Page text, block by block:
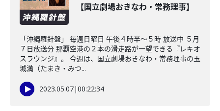
【国立劇場おきなわ・常務理事】
「沖縄羅針盤」 毎週日曜日 午後４時半～５時 放送中 ５月
７日放送分 那覇空港の２本の滑走路が一望できる『レキオ
スラウンジ』。 今週は、国立劇場おきなわ・常務理事の玉
城満（たまき・みつ...
2023.05.07|00:22:34